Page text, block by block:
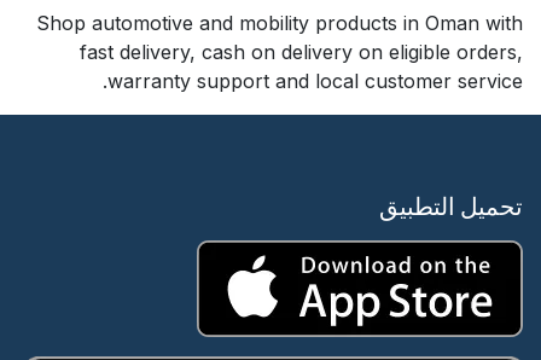
Shop automotive and mobility products in Oman with
fast delivery, cash on delivery on eligible orders,
warranty support and local customer service.
تحميل التطبيق